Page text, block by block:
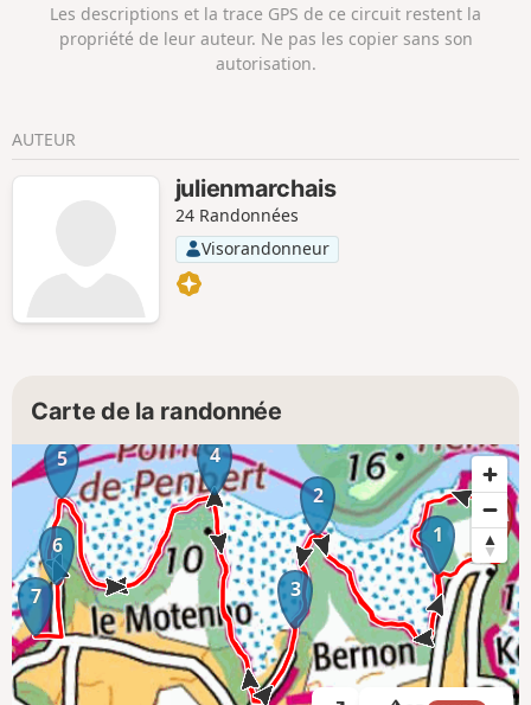
chose, celle d'être admiré une fois encore avant de
rejoindre le moulin de Pen Castel.
Les descriptions et la trace GPS de ce circuit restent la
propriété de leur auteur. Ne pas les copier sans son
autorisation.
AUTEUR
julienmarchais
24 Randonnées
Visorandonneur
Carte de la randonnée
1
2
3
4
5
6
7